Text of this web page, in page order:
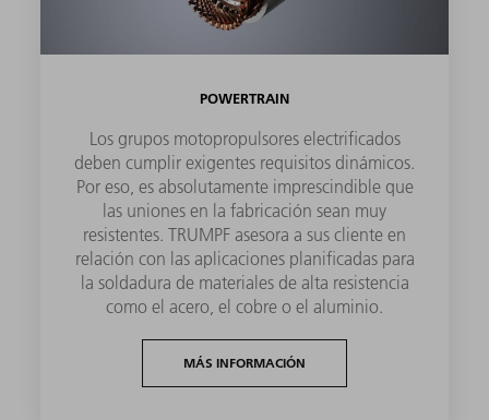
POWERTRAIN
Los grupos motopropulsores electrificados
deben cumplir exigentes requisitos dinámicos.
Por eso, es absolutamente imprescindible que
las uniones en la fabricación sean muy
resistentes. TRUMPF asesora a sus cliente en
relación con las aplicaciones planificadas para
la soldadura de materiales de alta resistencia
como el acero, el cobre o el aluminio.
MÁS INFORMACIÓN